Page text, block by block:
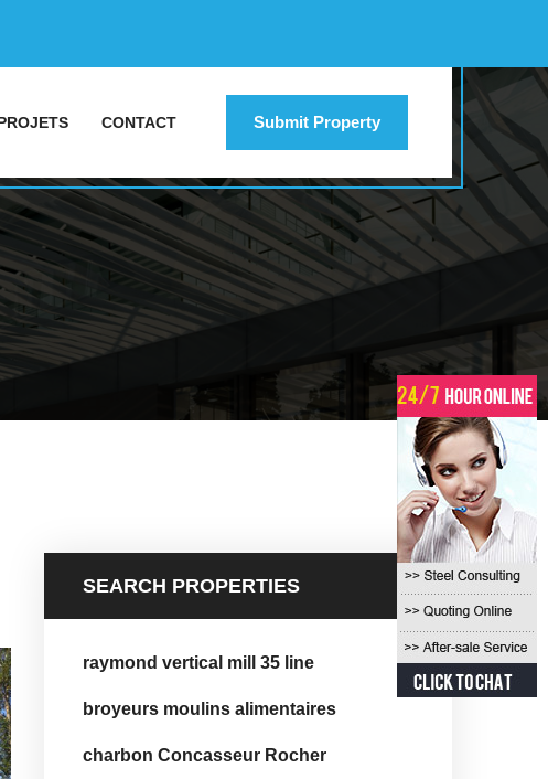
CONTACT Submit Property
SEARCH PROPERTIES
raymond vertical mill 35 line
broyeurs moulins alimentaires
charbon Concasseur Rocher